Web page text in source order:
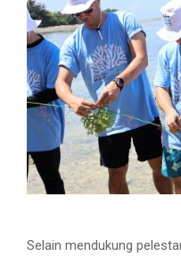
Selain mendukung